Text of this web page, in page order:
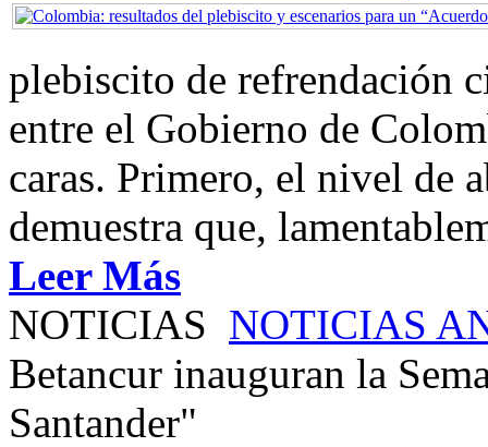
plebiscito de refrendación
entre el Gobierno de
caras. Primero, el nivel de
demuestra que,
Leer Más
NOTICIAS NOTICIAS
Betancur inauguran la
Santander"